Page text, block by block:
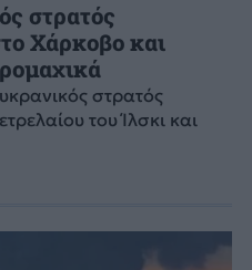
στρατός
Χάρκοβο και
στρατός
του Ίλσκι και